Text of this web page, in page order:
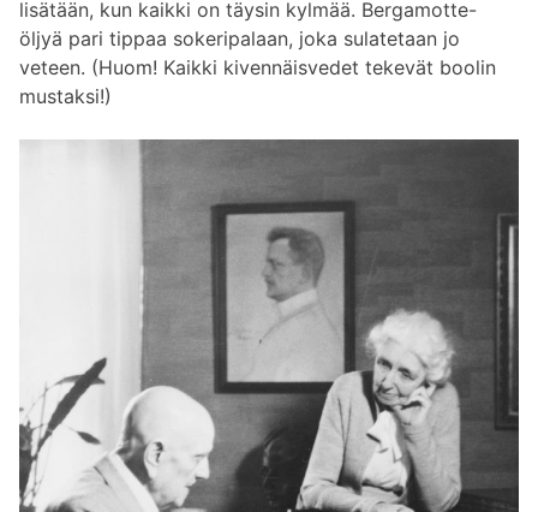
lisätään, kun kaikki on täysin kylmää. Bergamotte-
öljyä pari tippaa sokeripalaan, joka sulatetaan jo
veteen. (Huom! Kaikki kivennäisvedet tekevät boolin
mustaksi!)